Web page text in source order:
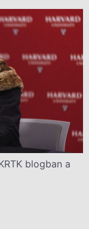
blogban a